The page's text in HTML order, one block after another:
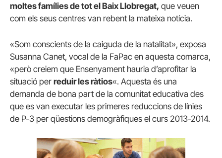
moltes famílies de tot el Baix Llobregat, que veuen
com els seus centres van rebent la mateixa notícia.
«Som conscients de la caiguda de la natalitat», exposa
Susanna Canet, vocal de la FaPac en aquesta comarca,
«però creiem que Ensenyament hauria d’aprofitar la
situació per reduir les ràtios«. Aquesta és una
demanda de bona part de la comunitat educativa des
que es van executar les primeres reduccions de línies
de P-3 per qüestions demogràfiques el curs 2013-2014.